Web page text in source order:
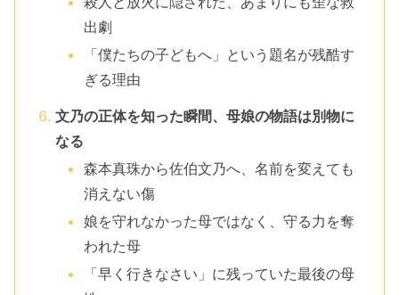
出劇
「僕たちの子どもへ」という題名が残酷す
ぎる理由
文乃の正体を知った瞬間、母娘の物語は別物に
なる
森本真珠から佐伯文乃へ、名前を変えても
消えない傷
娘を守れなかった母ではなく、守る力を奪
われた母
「早く行きなさい」に残っていた最後の母